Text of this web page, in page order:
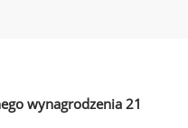
wynagrodzenia 21